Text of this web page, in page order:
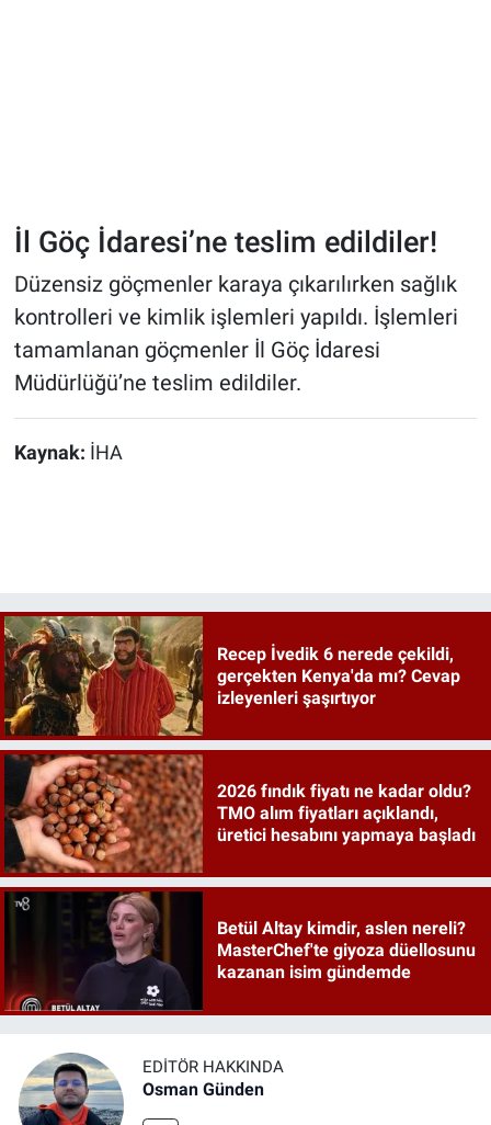
İl Göç İdaresi’ne teslim edildiler!
Düzensiz göçmenler karaya çıkarılırken sağlık
kontrolleri ve kimlik işlemleri yapıldı. İşlemleri
tamamlanan göçmenler İl Göç İdaresi
Müdürlüğü’ne teslim edildiler.
Kaynak: İHA
Recep İvedik 6 nerede çekildi,
gerçekten Kenya'da mı? Cevap
izleyenleri şaşırtıyor
2026 fındık fiyatı ne kadar oldu?
TMO alım fiyatları açıklandı,
üretici hesabını yapmaya başladı
Betül Altay kimdir, aslen nereli?
MasterChef'te giyoza düellosunu
kazanan isim gündemde
EDITÖR HAKKINDA
Osman Günden